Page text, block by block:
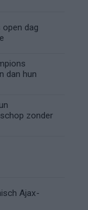
dag
dan hun
zonder
Ajax-